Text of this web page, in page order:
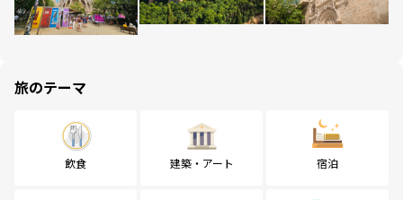
旅のテーマ
飲食 建築・アート 宿泊